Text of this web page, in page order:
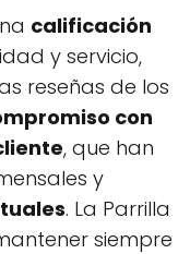
calificación
y servicio,
reseñas de los
con
, que han
y
. La Parrilla
siempre